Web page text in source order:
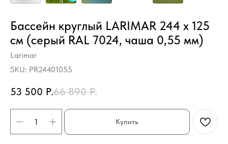
Бассейн круглый LARIMAR 244 х 125
см (серый RAL 7024, чаша 0,55 мм)
Larimar
SKU: PR24401055
53 500 Р.66 890 Р.
Купить